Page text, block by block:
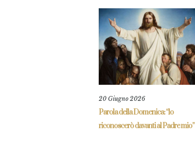
20 Giugno 2026
Parola della Domenica: “lo
riconoscerò davanti al Padre mio”